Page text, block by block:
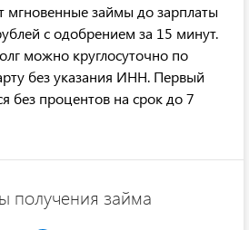
мгновенные займы до зарплаты
с одобрением за 15 минут.
можно круглосуточно по
без указания ИНН. Первый
без процентов на срок до 7
получения займа